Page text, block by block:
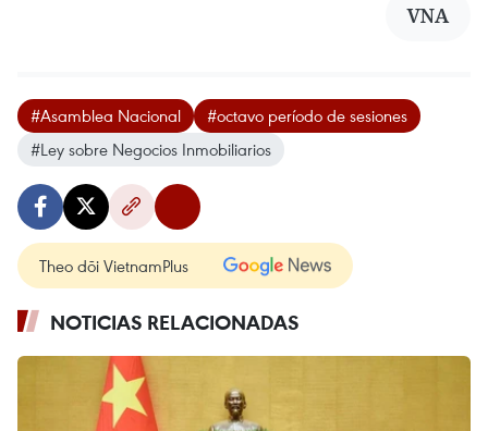
VNA
#Asamblea Nacional
#octavo período de sesiones
#Ley sobre Negocios Inmobiliarios
Theo dõi VietnamPlus
NOTICIAS RELACIONADAS